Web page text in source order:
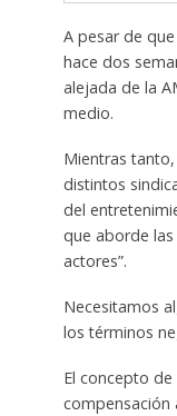
A pesar de
hace dos
alejada de la
medio.
Mientras
distintos
del
que aborde
actores”.
Necesitamos
los términos
El concepto
compensación